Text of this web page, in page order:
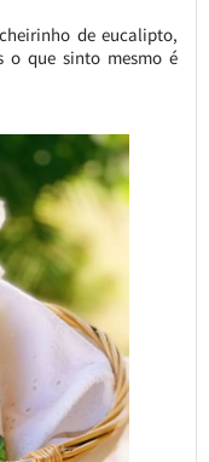
de eucalipto,
o que sinto mesmo é